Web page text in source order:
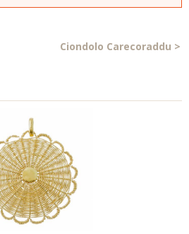
Ciondolo Carecoraddu >